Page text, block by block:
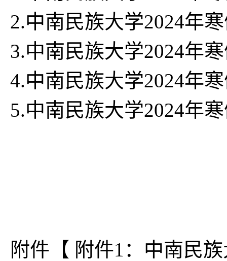
2.中南民族大学2024年
3.中南民族大学2024年
4.中南民族大学2024年
5.中南民族大学2024年
附件【 附件1：中南民